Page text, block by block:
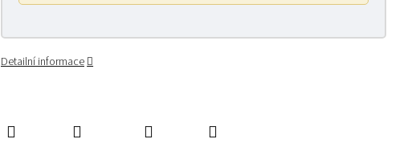
Detailní informace